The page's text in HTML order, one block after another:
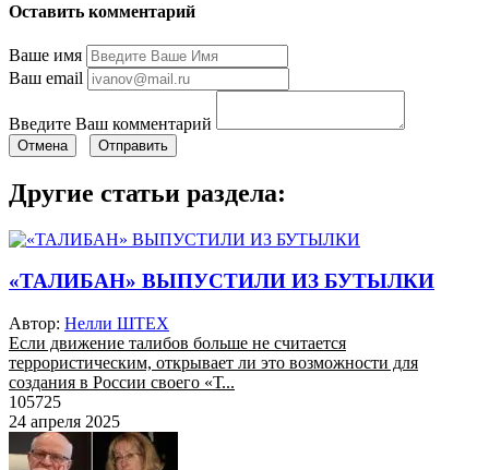
Оставить комментарий
Ваше имя
Ваш email
Введите Ваш комментарий
Отмена Отправить
Другие статьи раздела:
«ТАЛИБАН» ВЫПУСТИЛИ ИЗ БУТЫЛКИ
Автор: Нелли ШТЕХ
Если движение талибов больше не считается
террористическим, открывает ли это возможности для
создания в России своего «Т...
105725
24 апреля 2025